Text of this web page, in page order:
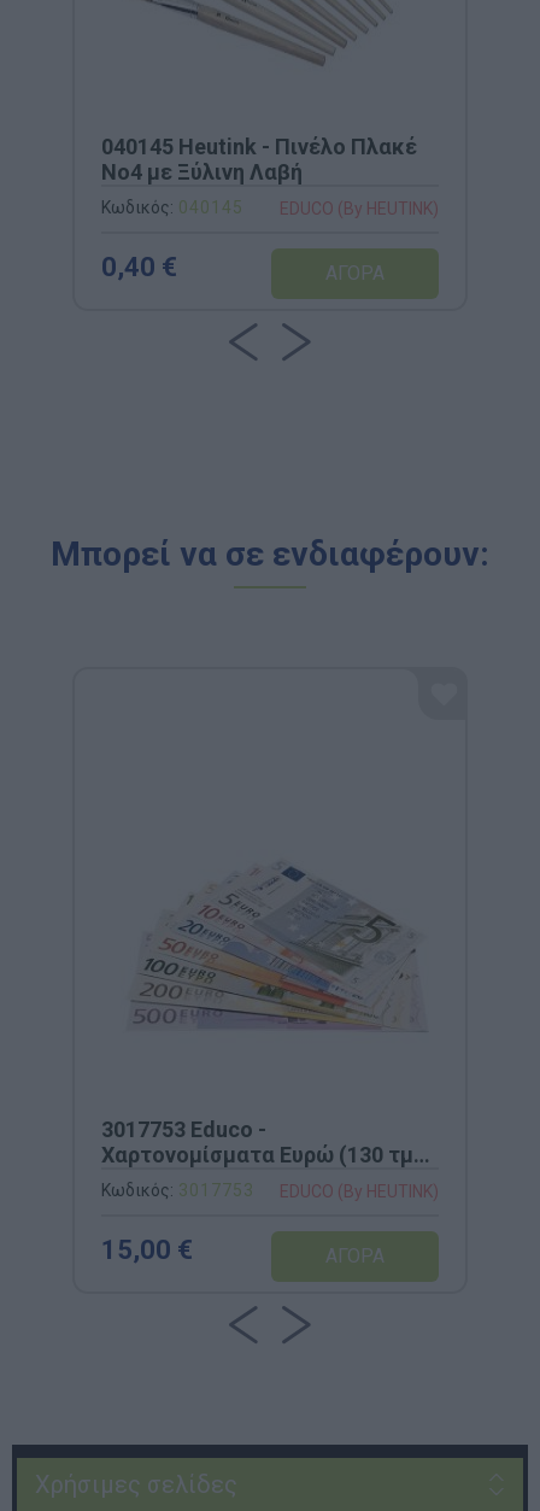
040145 Heutink - Πινέλο Πλακέ
Νο4 με Ξύλινη Λαβή
Κωδικός: 040145 EDUCO (By HEUTINK)
0,40 €
Μπορεί να σε ενδιαφέρουν:
3017753 Educo -
Χαρτονομίσματα Ευρώ (130 τμχ)
Ανθεκτικά
Κωδικός: 3017753 EDUCO (By HEUTINK)
15,00 €
Χρήσιμες σελίδες